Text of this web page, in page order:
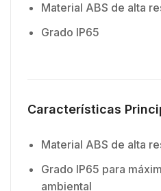
Material ABS de alta
Grado IP65
Características
Material ABS de alta
Grado IP65 para
ambiental